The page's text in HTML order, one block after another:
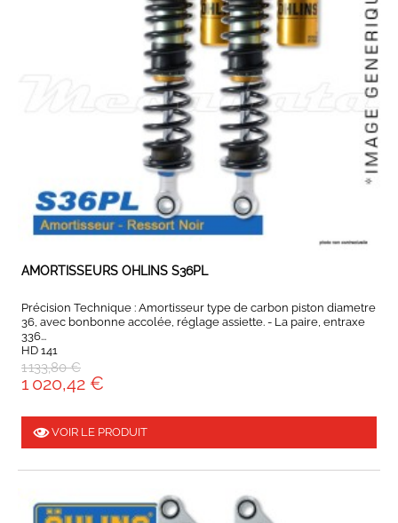
EXPEDIÉ SOUS 5 À 10 JOURS
AMORTISSEURS OHLINS S36PL
Précision Technique : Amortisseur type de carbon piston diametre
36, avec bonbonne accolée, réglage assiette. - La paire, entraxe
336...
HD 141
1 133,80 €
1 020,42 €
VOIR LE PRODUIT